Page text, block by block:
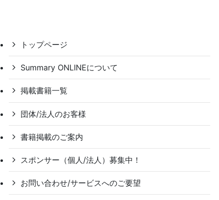
トップページ
Summary ONLINEについて
掲載書籍一覧
団体/法人のお客様
書籍掲載のご案内
スポンサー（個人/法人）募集中！
お問い合わせ/サービスへのご要望